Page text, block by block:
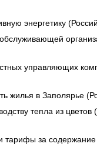
энергетику
управляющих
жилья в Заполярье
тепла из цветов
тарифы за